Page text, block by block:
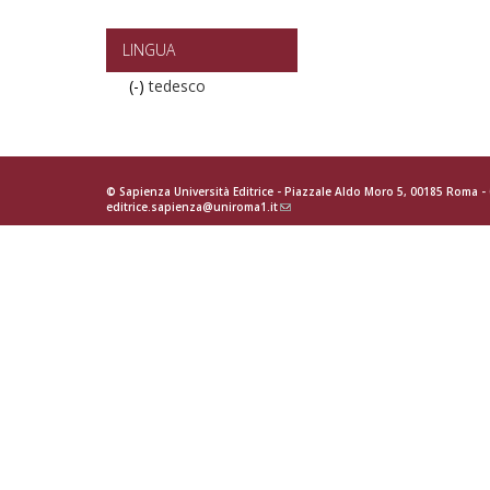
filter
LINGUA
(-)Remove
tedesco
© Sapienza Università Editrice - Piazzale Aldo Moro 5, 00185 Roma -
editrice.sapienza@uniroma1.it(link
sends